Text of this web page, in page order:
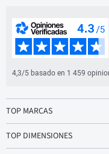
4,3/5 basado en 1 459
TOP MARCAS
TOP DIMENSIONES